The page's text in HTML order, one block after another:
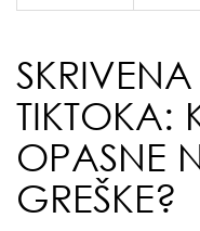
TIKTOKA:
OPASNE
GREŠKE?